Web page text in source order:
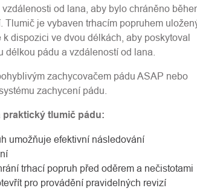
od lana, aby bylo chráněno
Tlumič je vybaven trhacím popruhem
dispozici ve dvou délkách, aby poskytoval
délkou pádu a vzdáleností od lana.
zachycovačem pádu ASAP nebo
zachycení pádu.
tlumič pádu:
umožňuje efektivní následování
trhací popruh před oděrem a nečistotami
pro provádění pravidelných revizí